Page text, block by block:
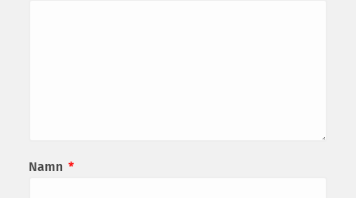
Namn *